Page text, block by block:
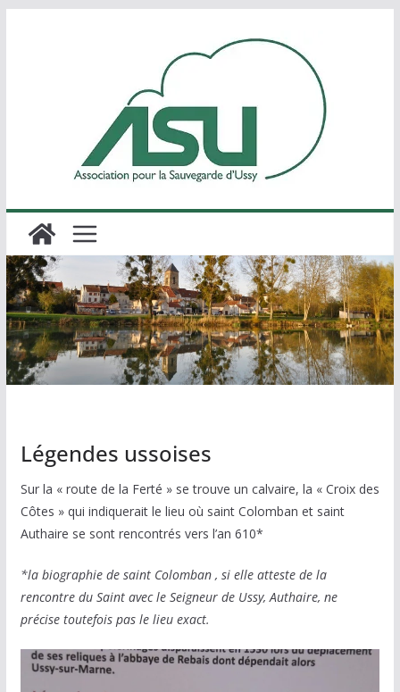
Légendes ussoises
Sur la « route de la Ferté » se trouve un calvaire, la « Croix des
Côtes » qui indiquerait le lieu où saint Colomban et saint
Authaire se sont rencontrés vers l’an 610*
*la biographie de saint Colomban , si elle atteste de la
rencontre du Saint avec le Seigneur de Ussy, Authaire, ne
précise toutefois pas le lieu exact.